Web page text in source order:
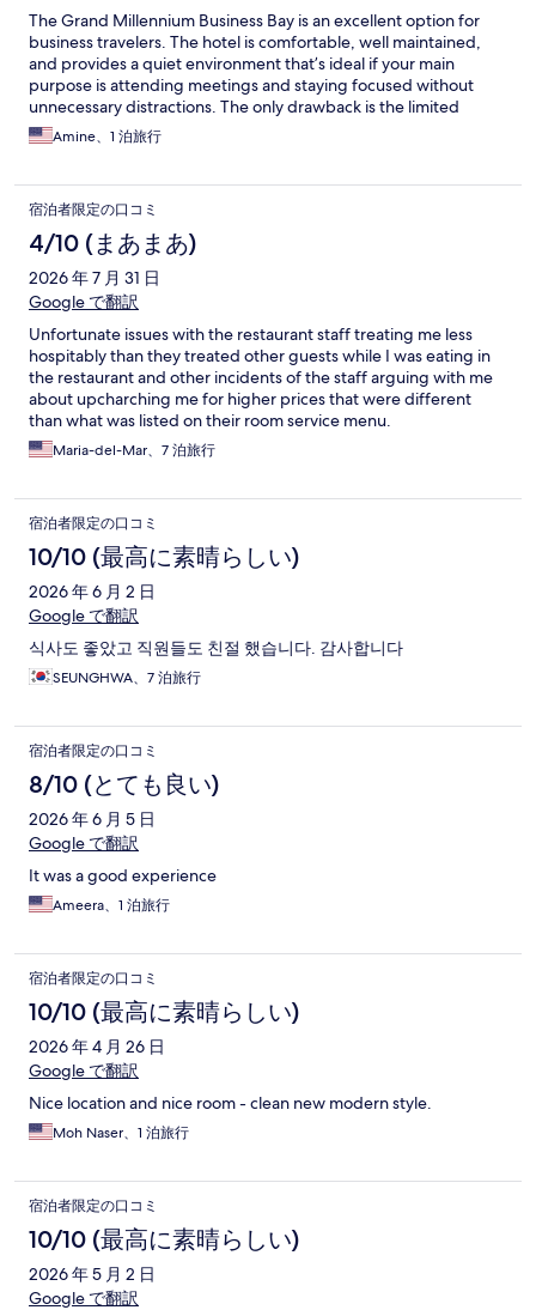
The Grand Millennium Business Bay is an excellent option for
business travelers. The hotel is comfortable, well maintained,
and provides a quiet environment that’s ideal if your main
purpose is attending meetings and staying focused without
unnecessary distractions. The only drawback is the limited
selection of dining venues within the hotel. If having multiple
restaurant options is important to you, you may need to venture
visiting Dubai primarily for business.
Amine、1 泊旅行
宿泊者限定の口コミ
4/10 (まあまあ)
2026 年 7 月 31 日
Google で翻訳
Unfortunate issues with the restaurant staff treating me less
hospitably than they treated other guests while I was eating in
the restaurant and other incidents of the staff arguing with me
about upcharching me for higher prices that were different
than what was listed on their room service menu.
Maria-del-Mar、7 泊旅行
宿泊者限定の口コミ
10/10 (最高に素晴らしい)
2026 年 6 月 2 日
Google で翻訳
식사도 좋았고 직원들도 친절 했습니다. 감사합니다
SEUNGHWA、7 泊旅行
宿泊者限定の口コミ
8/10 (とても良い)
2026 年 6 月 5 日
Google で翻訳
It was a good experience
Ameera、1 泊旅行
宿泊者限定の口コミ
10/10 (最高に素晴らしい)
2026 年 4 月 26 日
Google で翻訳
Nice location and nice room - clean new modern style.
Moh Naser、1 泊旅行
宿泊者限定の口コミ
10/10 (最高に素晴らしい)
2026 年 5 月 2 日
Google で翻訳